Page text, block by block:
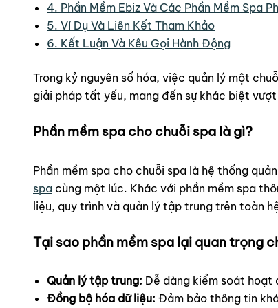
4. Phần Mềm Ebiz Và Các Phần Mềm Spa
5. Ví Dụ Và Liên Kết Tham Khảo
6. Kết Luận Và Kêu Gọi Hành Động
Trong kỷ nguyên số hóa, việc quản lý một
giải pháp tất yếu, mang đến sự khác biệt
Phần mềm spa cho chuỗi spa là gì?
Phần mềm spa cho chuỗi spa là hệ thống
spa cùng một lúc. Khác với phần mềm spa
liệu, quy trình và quản lý tập trung trên toàn
Tại sao phần mềm spa lại quan trọng
Quản lý tập trung: Dễ dàng kiểm soát hoạt
Đồng bộ hóa dữ liệu: Đảm bảo thông tin